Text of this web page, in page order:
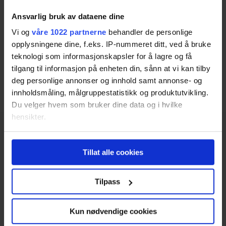
Ansvarlig bruk av dataene dine
Vi og våre 1022 partnerne behandler de personlige
opplysningene dine, f.eks. IP-nummeret ditt, ved å bruke
teknologi som informasjonskapsler for å lagre og få
tilgang til informasjon på enheten din, sånn at vi kan tilby
deg personlige annonser og innhold samt annonse- og
innholdsmåling, målgruppestatistikk og produktutvikling.
Du velger hvem som bruker dine data og i hvilke
hensikter.
Hvis du gir oss lov, vil vi også gjerne:
Innhente informasjon om den geografiske
beliggenheten din, som kan være nøyaktig innenfor
Identifisere enheten din ved å aktivt skanne den
kan du lese om hvordan dine personlige
Tillat alle cookies
Tilpass
Kun nødvendige cookies
Fyll ut det korte skjemaet på siden for å få tilbud
fra flere lokale meglere, slik at du enkelt kan finne
den rette megleren som får mest ut av boligsalget
ditt på Fagernes.
Finn rett megler på Fagernes
Tjenester
Salg av bolig
Utleiemegler